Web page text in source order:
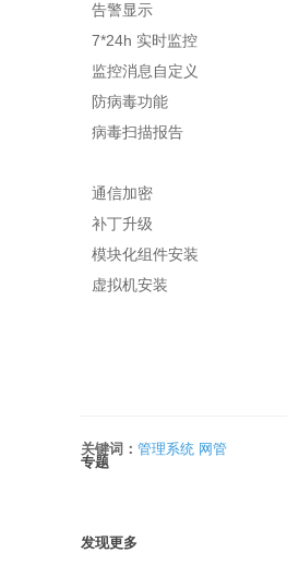
告警显示
7*24h 实时监控
监控消息自定义
防病毒功能
病毒扫描报告
通信加密
补丁升级
模块化组件安装
虚拟机安装
关键词： 管理系统 网管
专题
发现更多